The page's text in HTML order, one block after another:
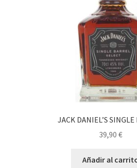
JACK DANIEL’S SINGLE
39,90 €
Añadir al